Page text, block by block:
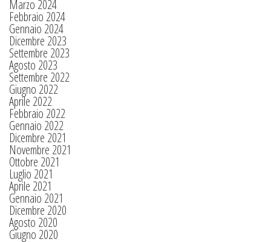
Marzo 2024
Febbraio 2024
Gennaio 2024
Dicembre 2023
Settembre 2023
Agosto 2023
Settembre 2022
Giugno 2022
Aprile 2022
Febbraio 2022
Gennaio 2022
Dicembre 2021
Novembre 2021
Ottobre 2021
Luglio 2021
Aprile 2021
Gennaio 2021
Dicembre 2020
Agosto 2020
Giugno 2020